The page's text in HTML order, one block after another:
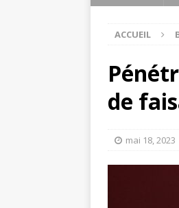
ACCUEIL
de
mai 18, 2023